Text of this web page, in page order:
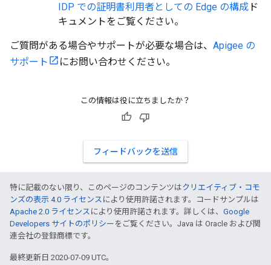
IDP での証明書利用者としての Edge の構成 ド
キュメントをご覧ください。
ご質問がある場合やサポートが必要な場合は、 Apigee の
サポート
にお問い合わせください。
この情報は役に立ちましたか？
フィードバックを送信
特に記載のない限り、このページのコンテンツはクリエイティブ・コモ
ンズの表示 4.0 ライセンス により使用許諾されます。コードサンプルは
Apache 2.0 ライセンス により使用許諾されます。詳しくは、 Google
Developers サイトのポリシー をご覧ください。Java は Oracle および関
連会社の登録商標です。
最終更新日 2020-07-09 UTC。